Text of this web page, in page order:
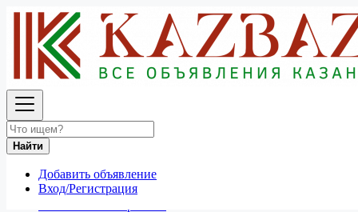
Найти
Добавить объявление
Вход/Регистрация
Для дома и дачи
Все объявления в 50 км around Ижевск
Разное
Личные вещи